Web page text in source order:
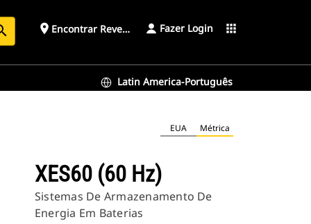
place Encontrar Revendedor Fazer Login apps
Latin America-Português
EUA Métrica
XES60 (60 Hz)
Sistemas De Armazenamento De
Energia Em Baterias